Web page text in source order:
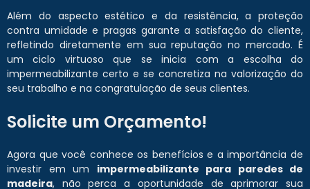
Além do aspecto estético e da resistência, a proteção
contra umidade e pragas garante a satisfação do cliente,
refletindo diretamente em sua reputação no mercado. É
um ciclo virtuoso que se inicia com a escolha do
impermeabilizante certo e se concretiza na valorização do
seu trabalho e na congratulação de seus clientes.
Solicite um Orçamento!
Agora que você conhece os benefícios e a importância de
investir em um impermeabilizante para paredes de
madeira, não perca a oportunidade de aprimorar sua